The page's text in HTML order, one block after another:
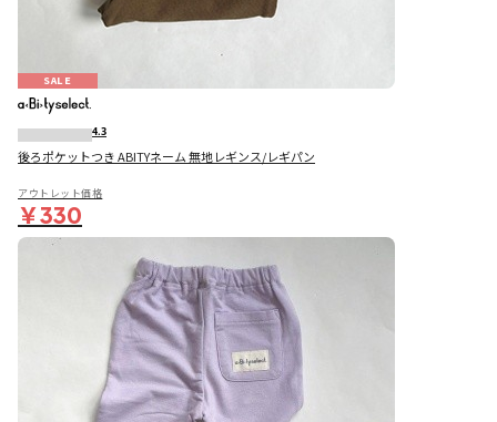
SALE
4.3
後ろポケットつき ABITYネーム 無地レギンス/レギパン
アウトレット価格
￥330